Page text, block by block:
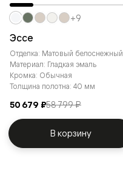
Эссе
Отделка: Матовый белоснежный
Материал: Гладкая эмаль
Кромка: Обычная
Толщина полотна: 40 мм
50 679 ₽58 799 ₽
+9
В корзину